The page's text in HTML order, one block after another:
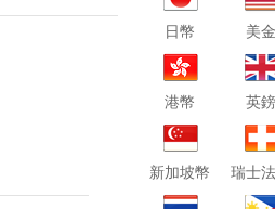
日幣 美金
港幣 英鎊
新加坡幣 瑞士